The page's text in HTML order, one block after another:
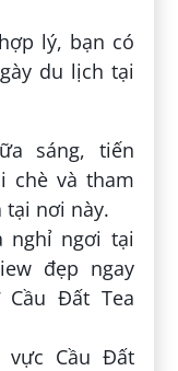
lý, bạn có
du lịch tại
sáng, tiến
chè và tham
tại nơi này.
nghỉ ngơi tại
đẹp ngay
Đất Tea
vực Cầu Đất